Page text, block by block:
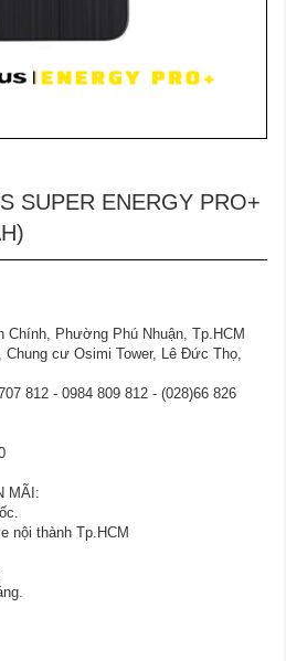
SUPER ENERGY PRO+
Chính, Phường Phú Nhuận, Tp.HCM
Chung cư Osimi Tower, Lê Đức Thọ,
812 - 0984 809 812 - (028)66 826
MÃI:
nội thành Tp.HCM